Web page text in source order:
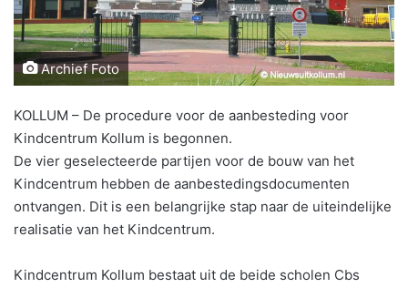
Archief Foto
KOLLUM – De procedure voor de aanbesteding voor
Kindcentrum Kollum is begonnen.
De vier geselecteerde partijen voor de bouw van het
Kindcentrum hebben de aanbestedingsdocumenten
ontvangen. Dit is een belangrijke stap naar de uiteindelijke
realisatie van het Kindcentrum.
Kindcentrum Kollum bestaat uit de beide scholen Cbs